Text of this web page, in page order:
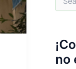
:
no